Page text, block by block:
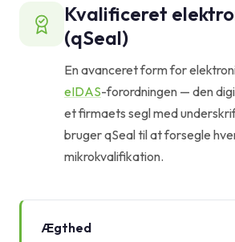
Kvalificeret
(qSeal)
En avanceret form for
eIDAS-forordningen — den
et firmaets segl med
bruger qSeal til at forsegle
mikrokvalifikation.
Ægthed